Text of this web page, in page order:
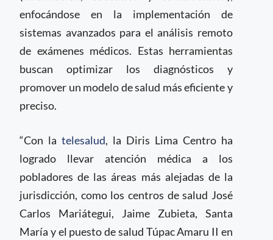
enfocándose en la implementación de
sistemas avanzados para el análisis remoto
de exámenes médicos. Estas herramientas
buscan optimizar los diagnósticos y
promover un modelo de salud más eficiente y
preciso.
“Con la telesalud, la Diris Lima Centro ha
logrado llevar atención médica a los
pobladores de las áreas más alejadas de la
jurisdicción, como los centros de salud José
Carlos Mariátegui, Jaime Zubieta, Santa
María y el puesto de salud Túpac Amaru II en